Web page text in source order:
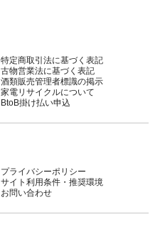
特定商取引法に基づく表記
古物営業法に基づく表記
酒類販売管理者標識の掲示
家電リサイクルについて
BtoB掛け払い申込
プライバシーポリシー
サイト利用条件・推奨環境
お問い合わせ